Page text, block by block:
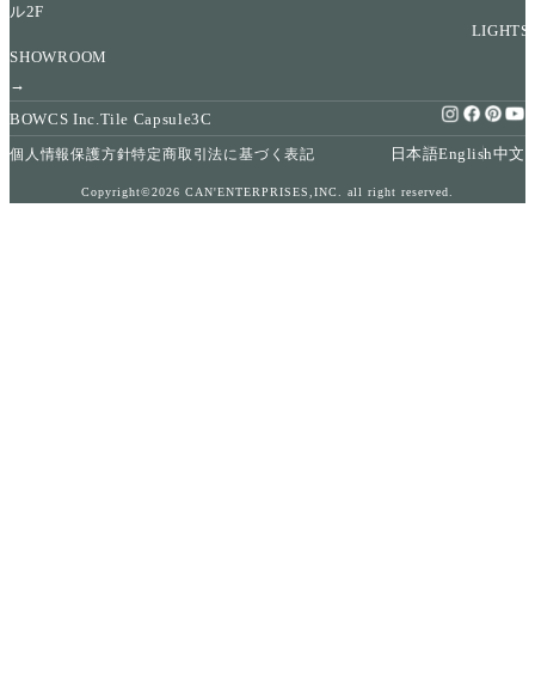
ル2F
SHOWROOM
→
LIGHTS
BOWCS Inc. Tile Capsule3C
個人情報保護方針特定商取引法に基づく表記 日本語English中文
Copyright©2026 CAN'ENTERPRISES,INC. all right reserved.